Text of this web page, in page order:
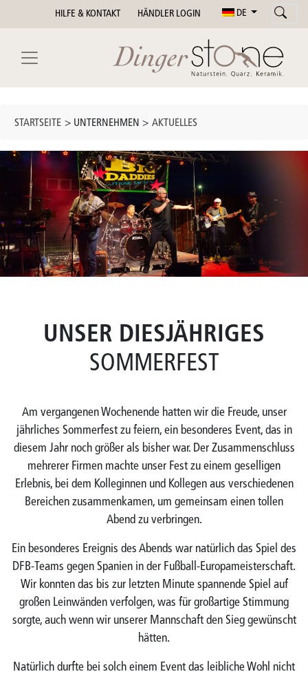
HILFE & KONTAKT HÄNDLER LOGIN DE
STARTSEITE > UNTERNEHMEN > AKTUELLES
UNSER DIESJÄHRIGES
SOMMERFEST
Am vergangenen Wochenende hatten wir die Freude, unser
jährliches Sommerfest zu feiern, ein besonderes Event, das in
diesem Jahr noch größer als bisher war. Der Zusammenschluss
mehrerer Firmen machte unser Fest zu einem geselligen
Erlebnis, bei dem Kolleginnen und Kollegen aus verschiedenen
Bereichen zusammenkamen, um gemeinsam einen tollen
Abend zu verbringen.
Ein besonderes Ereignis des Abends war natürlich das Spiel des
DFB-Teams gegen Spanien in der Fußball-Europameisterschaft.
Wir konnten das bis zur letzten Minute spannende Spiel auf
großen Leinwänden verfolgen, was für großartige Stimmung
sorgte, auch wenn wir unserer Mannschaft den Sieg gewünscht
hätten.
Natürlich durfte bei solch einem Event das leibliche Wohl nicht